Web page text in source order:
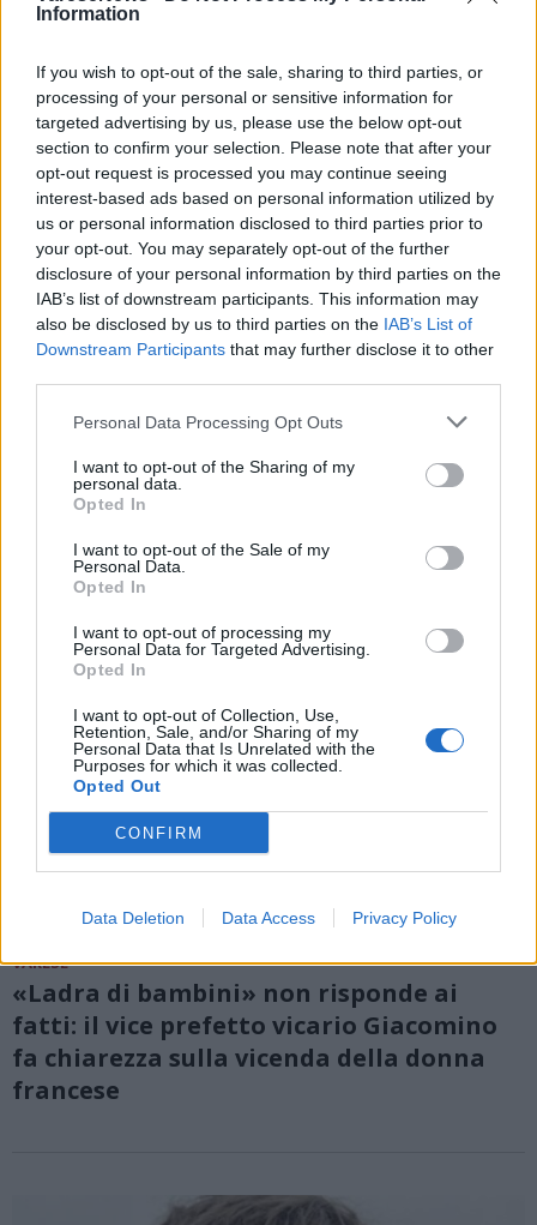
Information
If you wish to opt-out of the sale, sharing to third parties, or
processing of your personal or sensitive information for
targeted advertising by us, please use the below opt-out
section to confirm your selection. Please note that after your
opt-out request is processed you may continue seeing
interest-based ads based on personal information utilized by
us or personal information disclosed to third parties prior to
your opt-out. You may separately opt-out of the further
disclosure of your personal information by third parties on the
IAB’s list of downstream participants. This information may
also be disclosed by us to third parties on the IAB’s List of
Downstream Participants that may further disclose it to other
Personal Data Processing Opt Outs
I want to opt-out of the Sharing of my
personal data.
Opted In
I want to opt-out of the Sale of my
Personal Data.
Opted In
I want to opt-out of processing my
Personal Data for Targeted Advertising.
Opted In
I want to opt-out of Collection, Use,
Retention, Sale, and/or Sharing of my
Personal Data that Is Unrelated with the
Purposes for which it was collected.
Opted Out
CONFIRM
Data Deletion Data Access Privacy Policy
solo di camminare sicure con i nostri
figli»
VARESE
«Ladra di bambini» non risponde ai
fatti: il vice prefetto vicario Giacomino
fa chiarezza sulla vicenda della donna
francese